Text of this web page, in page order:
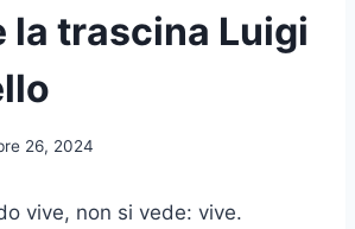
la trascina Luigi
26, 2024
vive, non si vede: vive.